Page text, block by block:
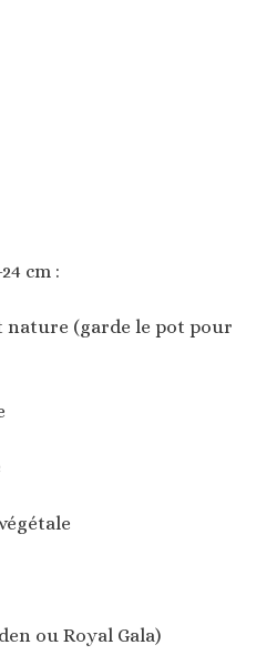
cm :
nature (garde le pot pour
ou Royal Gala)